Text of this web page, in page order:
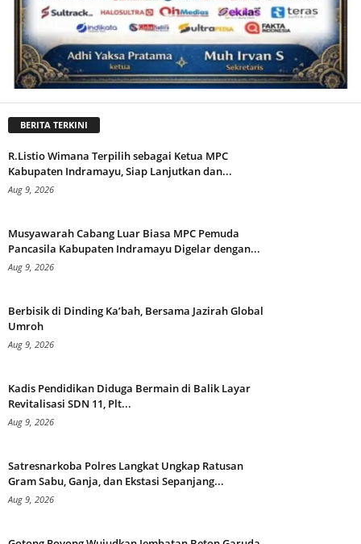
BERITA TERKINI
R.Listio Wimana Terpilih sebagai Ketua MPC
Kabupaten Indramayu, Siap Lanjutkan dan...
Aug 9, 2026
Musyawarah Cabang Luar Biasa MPC Pemuda
Pancasila Kabupaten Indramayu Digelar dengan...
Aug 9, 2026
Berbisik di Dinding Ka’bah, Bersama Jazirah Global
Umroh
Aug 9, 2026
Kadis Pendidikan Diduga Bermain di Balik Layar
Revitalisasi SDN 11, Plt...
Aug 9, 2026
Satresnarkoba Polres Langkat Ungkap Ratusan
Gram Sabu, Ganja, dan Ekstasi Sepanjang...
Aug 9, 2026